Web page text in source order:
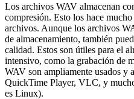
Los archivos WAV almacenan
compresión. Esto los hace
archivos. Aunque los archivos
de almacenamiento, también
calidad. Estos son útiles para el
intensivo, como la grabación de
WAV son ampliamente usados y
QuickTime Player, VLC, y
es Linux).